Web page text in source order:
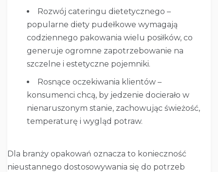
Rozwój cateringu dietetycznego –
popularne diety pudełkowe wymagają
codziennego pakowania wielu posiłków, co
generuje ogromne zapotrzebowanie na
szczelne i estetyczne pojemniki.
Rosnące oczekiwania klientów –
konsumenci chcą, by jedzenie docierało w
nienaruszonym stanie, zachowując świeżość,
temperaturę i wygląd potraw.
Dla branży opakowań oznacza to konieczność
nieustannego dostosowywania się do potrzeb